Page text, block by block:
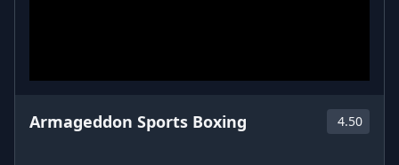
Armageddon Sports Boxing 4.50